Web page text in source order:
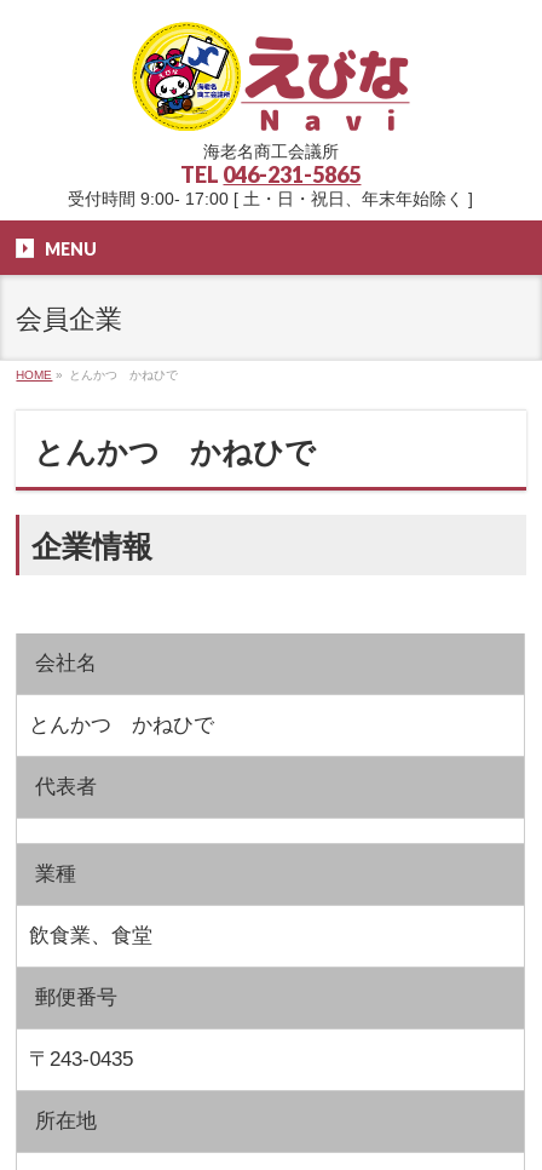
海老名商工会議所
TEL 046-231-5865
受付時間 9:00- 17:00 [ 土・日・祝日、年末年始除く ]
MENU
会員企業
HOME » とんかつ かねひで
とんかつ かねひで
企業情報
会社名
とんかつ かねひで
代表者
業種
飲食業、食堂
郵便番号
〒243-0435
所在地